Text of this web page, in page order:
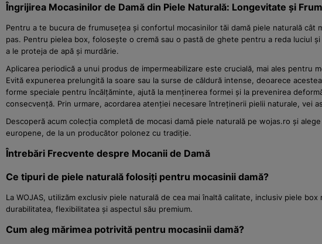
Îngrijirea Mocasinilor de Damă din Piele Naturală: Longevitate și
Pentru a te bucura de frumusețea și confortul mocasinilor tăi damă piele naturală
pas. Pentru pielea box, folosește o cremă sau o pastă de ghete pentru a reda luciul
a le proteja de apă și murdărie.
Aplicarea periodică a unui produs de impermeabilizare este crucială, mai ales
Evită expunerea prelungită la soare sau la surse de căldură intense, deoarece
forme speciale pentru încălțăminte, ajută la menținerea formei și la prevenirea
consecvență. Prin urmare, acordarea atenției necesare întreținerii pielii naturale, vei
Descoperă acum colecția completă de mocasi damă piele naturală pe wojas.ro și
europene, de la un producător polonez cu tradiție.
Întrebări Frecvente despre Mocanii de Damă
Ce tipuri de piele naturală folosiți pentru mocasinii damă?
La WOJAS, utilizăm exclusiv piele naturală de cea mai înaltă calitate, inclusiv piele
durabilitatea, flexibilitatea și aspectul său premium.
Cum aleg mărimea potrivită pentru mocasinii damă?